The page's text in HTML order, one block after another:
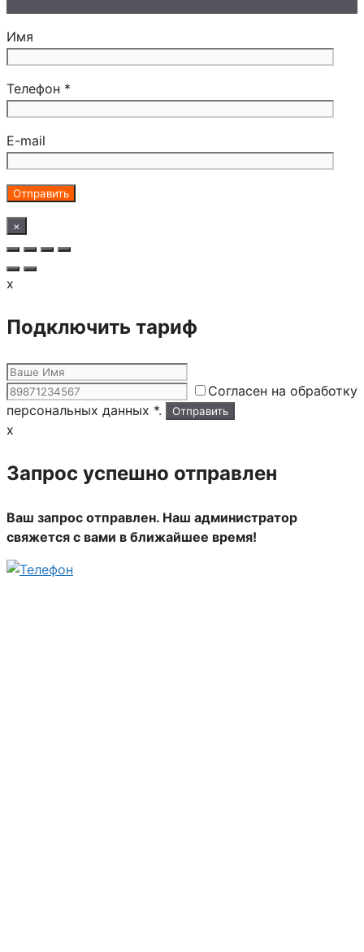
Имя
Телефон *
E-mail
×
x
Подключить тариф
Согласен на обработку
персональных данных *.
x
Запрос успешно отправлен
Ваш запрос отправлен. Наш администратор
свяжется с вами в ближайшее время!